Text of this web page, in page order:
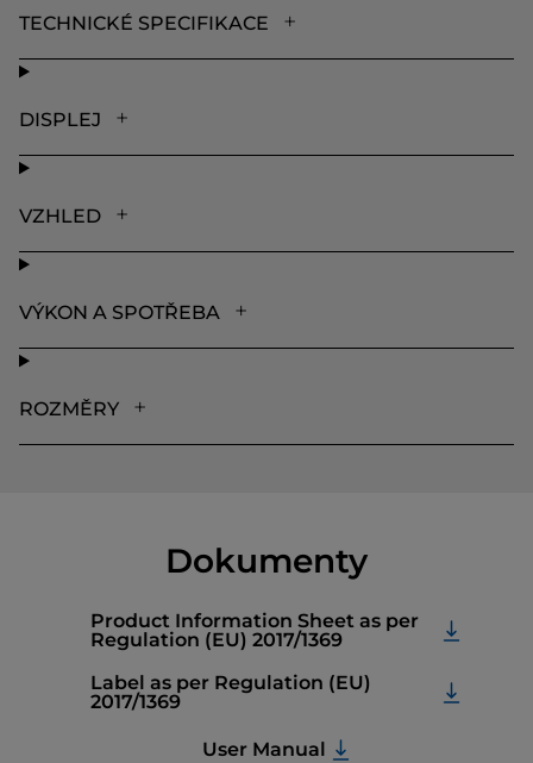
TECHNICKÉ SPECIFIKACE
DISPLEJ
VZHLED
VÝKON A SPOTŘEBA
ROZMĚRY
Dokumenty
Product Information Sheet as per
Regulation (EU) 2017/1369
Label as per Regulation (EU)
2017/1369
User Manual